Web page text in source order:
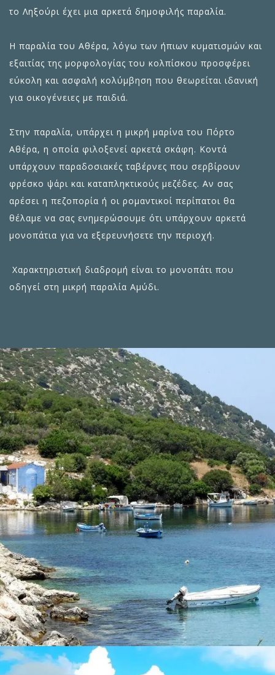
το Ληξούρι έχει μια αρκετά δημοφιλής παραλία.
Η παραλία του Αθέρα, λόγω των ήπιων κυματισμών και
εξαιτίας της μορφολογίας του κολπίσκου προσφέρει
εύκολη και ασφαλή κολύμβηση που θεωρείται ιδανική
για οικογένειες με παιδιά.
Στην παραλία, υπάρχει η μικρή μαρίνα του Πόρτο
Αθέρα, η οποία φιλοξενεί αρκετά σκάφη. Κοντά
υπάρχουν παραδοσιακές ταβέρνες που σερβίρουν
φρέσκο ψάρι και καταπληκτικούς μεζέδες. Αν σας
αρέσει η πεζοπορία ή οι ρομαντικοί περίπατοι θα
θέλαμε να σας ενημερώσουμε ότι υπάρχουν αρκετά
μονοπάτια για να εξερευνήσετε την περιοχή.
Χαρακτηριστική διαδρομή είναι το μονοπάτι που
οδηγεί στη μικρή παραλία Αμύδι.